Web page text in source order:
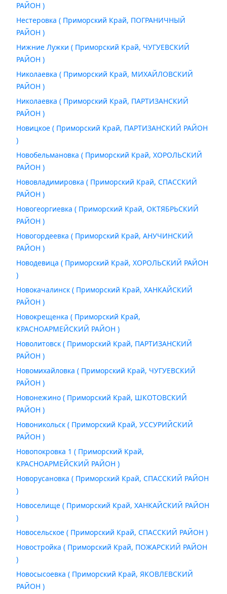
РАЙОН )
Нестеровка ( Приморский Край, ПОГРАНИЧНЫЙ
РАЙОН )
Нижние Лужки ( Приморский Край, ЧУГУЕВСКИЙ
РАЙОН )
Николаевка ( Приморский Край, МИХАЙЛОВСКИЙ
РАЙОН )
Николаевка ( Приморский Край, ПАРТИЗАНСКИЙ
РАЙОН )
Новицкое ( Приморский Край, ПАРТИЗАНСКИЙ РАЙОН
)
Новобельмановка ( Приморский Край, ХОРОЛЬСКИЙ
РАЙОН )
Нововладимировка ( Приморский Край, СПАССКИЙ
РАЙОН )
Новогеоргиевка ( Приморский Край, ОКТЯБРЬСКИЙ
РАЙОН )
Новогордеевка ( Приморский Край, АНУЧИНСКИЙ
РАЙОН )
Новодевица ( Приморский Край, ХОРОЛЬСКИЙ РАЙОН
)
Новокачалинск ( Приморский Край, ХАНКАЙСКИЙ
РАЙОН )
Новокрещенка ( Приморский Край,
КРАСНОАРМЕЙСКИЙ РАЙОН )
Новолитовск ( Приморский Край, ПАРТИЗАНСКИЙ
РАЙОН )
Новомихайловка ( Приморский Край, ЧУГУЕВСКИЙ
РАЙОН )
Новонежино ( Приморский Край, ШКОТОВСКИЙ
РАЙОН )
Новоникольск ( Приморский Край, УССУРИЙСКИЙ
РАЙОН )
Новопокровка 1 ( Приморский Край,
КРАСНОАРМЕЙСКИЙ РАЙОН )
Новорусановка ( Приморский Край, СПАССКИЙ РАЙОН
)
Новоселище ( Приморский Край, ХАНКАЙСКИЙ РАЙОН
)
Новосельское ( Приморский Край, СПАССКИЙ РАЙОН )
Новостройка ( Приморский Край, ПОЖАРСКИЙ РАЙОН
)
Новосысоевка ( Приморский Край, ЯКОВЛЕВСКИЙ
РАЙОН )